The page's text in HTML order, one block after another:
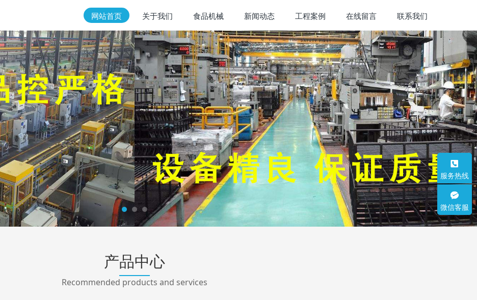
网站首页 关于我们 食品机械 新闻动态 工程案例 在线留言 联系我们
产品中心
Recommended products and services
服务热线
微信客服